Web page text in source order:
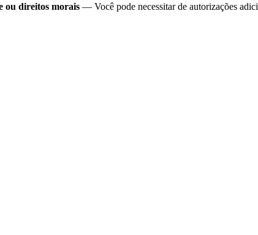
ou direitos morais — Você pode necessitar de autorizações